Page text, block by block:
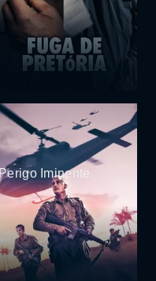
Perigo Iminente